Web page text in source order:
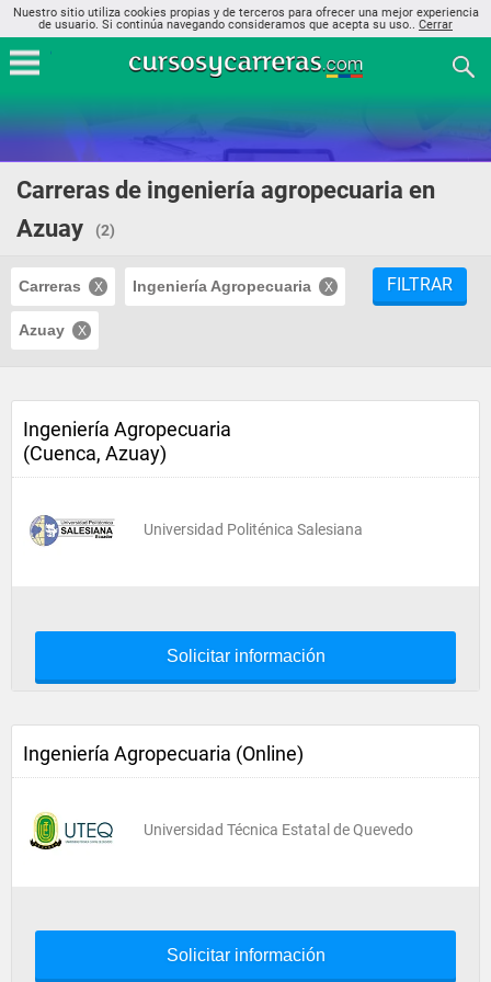
Nuestro sitio utiliza cookies propias y de terceros para ofrecer una mejor experiencia
de usuario. Si continúa navegando consideramos que acepta su uso.. Cerrar
Carreras de ingeniería agropecuaria en
Azuay
(2)
Carreras Ingeniería Agropecuaria
Azuay
FILTRAR
Ingeniería Agropecuaria
(Cuenca, Azuay)
Universidad Politénica Salesiana
Solicitar información
Ingeniería Agropecuaria (Online)
Universidad Técnica Estatal de Quevedo
Solicitar información